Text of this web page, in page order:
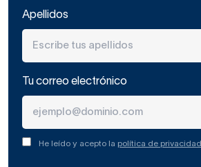
Apellidos
Tu correo electrónico
He leído y acepto la política de privacidad